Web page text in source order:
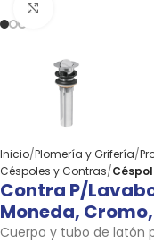
Inicio Plomería y Grifería
Céspoles y Contras
Contra P/
Moneda,
Cuerpo y tubo de latón